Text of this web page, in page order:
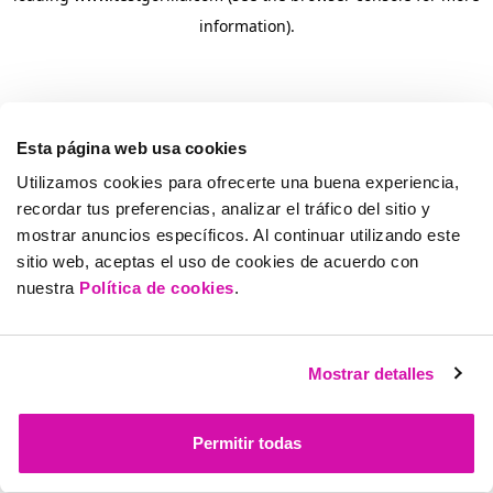
Esta página web usa cookies
Utilizamos cookies para ofrecerte una buena experiencia,
recordar tus preferencias, analizar el tráfico del sitio y
mostrar anuncios específicos. Al continuar utilizando este
sitio web, aceptas el uso de cookies de acuerdo con
nuestra Política de cookies.
Mostrar detalles
Permitir todas
information).